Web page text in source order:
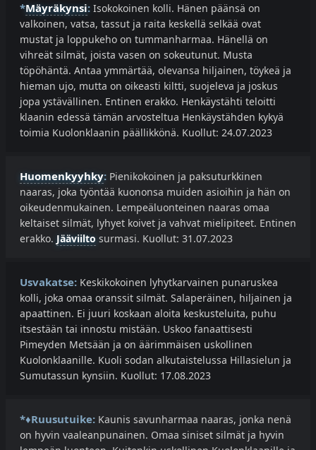
*Mäyräkynsi: Isokokoinen kolli. Hänen päänsä on
valkoinen, vatsa, tassut ja raita keskellä selkää ovat
mustat ja loppukeho on tummanharmaa. Hänellä on
vihreät silmät, joista vasen on sokeutunut. Musta
töpöhäntä. Antaa ymmärtää, olevansa hiljainen, töykeä ja
hieman ujo, mutta on oikeasti kiltti, suojeleva ja joskus
jopa ystävällinen. Entinen erakko. Henkäystähti teloitti
klaanin edessä tämän arvosteltua Henkäystähden kykyä
toimia Kuolonklaanin päällikkönä. Kuollut: 24.07.2023
Huomenkyyhky: Pienikokoinen ja paksuturkkinen
naaras, joka työntää kuononsa muiden asioihin ja hän on
oikeudenmukainen. Lempeäluonteinen naaras omaa
keltaiset silmät, lyhyet koivet ja vahvat mielipiteet. Entinen
erakko. Jääviilto surmasi. Kuollut: 31.07.2023
Usvakatse: Keskikokoinen lyhytkarvainen punaruskea
kolli, joka omaa oranssit silmät. Salaperäinen, hiljainen ja
apaattinen. Ei juuri koskaan aloita keskusteluita, puhu
itsestään tai innostu mistään. Uskoo fanaattisesti
Pimeyden Metsään ja on äärimmäisen uskollinen
Kuolonklaanille. Kuoli sodan alkutaistelussa Hillasielun ja
Sumutassun kynsiin. Kuollut: 17.08.2023
*♦Ruusutuike: Kaunis savunharmaa naaras, jonka nenä
on hyvin vaaleanpunainen. Omaa siniset silmät ja hyvin